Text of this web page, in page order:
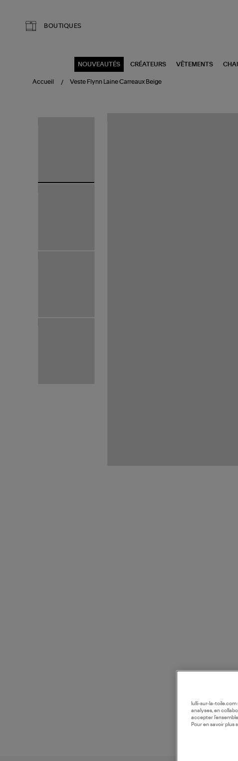
BOUTIQUES
NOUVEAUTÉS CRÉATEURS VÊTEMENTS
Accueil Veste Flynn Laine Carreaux Beige
lulli-sur-la-
analyses, en
accepter
Pour en savoir plus